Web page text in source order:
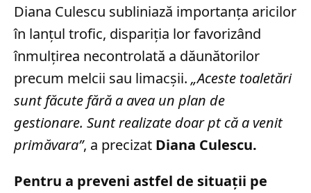
Diana Culescu subliniază importanța aricilor
în lanțul trofic, dispariția lor favorizând
înmulțirea necontrolată a dăunătorilor
precum melcii sau limacșii. „Aceste toaletări
sunt făcute fără a avea un plan de
gestionare. Sunt realizate doar pt că a venit
primăvara”, a precizat Diana Culescu.
Pentru a preveni astfel de situații pe